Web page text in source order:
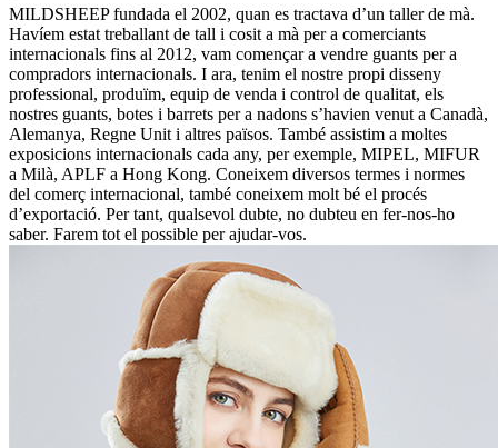
MILDSHEEP fundada el 2002, quan es tractava d’un taller de mà.
Havíem estat treballant de tall i cosit a mà per a comerciants
internacionals fins al 2012, vam començar a vendre guants per a
compradors internacionals. I ara, tenim el nostre propi disseny
professional, produïm, equip de venda i control de qualitat, els
nostres guants, botes i barrets per a nadons s’havien venut a Canadà,
Alemanya, Regne Unit i altres països. També assistim a moltes
exposicions internacionals cada any, per exemple, MIPEL, MIFUR
a Milà, APLF a Hong Kong. Coneixem diversos termes i normes
del comerç internacional, també coneixem molt bé el procés
d’exportació. Per tant, qualsevol dubte, no dubteu en fer-nos-ho
saber. Farem tot el possible per ajudar-vos.